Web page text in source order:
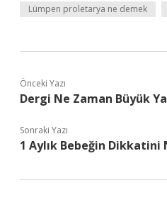
Lümpen proletarya ne demek
Önceki Yazı
Dergi Ne Zaman Büyük
Sonraki Yazı
1 Aylık Bebeğin Dikkatini